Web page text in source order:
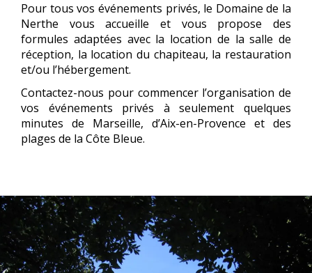
Pour tous vos événements privés, le Domaine de la
Nerthe vous accueille et vous propose des
formules adaptées avec la location de la salle de
réception, la location du chapiteau, la restauration
et/ou l’hébergement.
Contactez-nous pour commencer l’organisation de
vos événements privés à seulement quelques
minutes de Marseille, d’Aix-en-Provence et des
plages de la Côte Bleue.